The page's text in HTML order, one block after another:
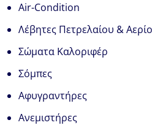
Air-Condition
Λέβητες Πετρελαίου &
Σώματα Καλοριφέρ
Σόμπες
Αφυγραντήρες
Ανεμιστήρες